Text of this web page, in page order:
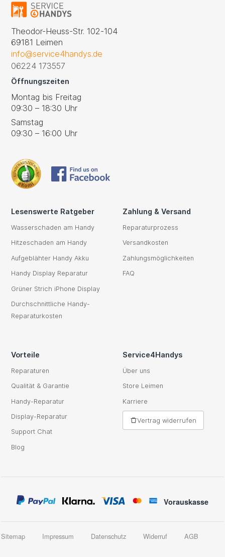
Theodor-Heuss-Str. 102-104
69181 Leimen
info@service4handys.de
06224 173557
Öffnungszeiten
Montag bis Freitag
09:30 – 18:30 Uhr
Samstag
09:30 – 16:00 Uhr
Lesenswerte Ratgeber
Wasserschaden am Handy
Hitzeschaden am Handy
Aufgeblähter Handy Akku
Handy Display Reparatur
Grüner Strich iPhone Display
Durchschnittliche Handy-
Reparaturkosten
Zahlung & Versand
Reparaturprozess
Versandkosten
Zahlungsmöglichkeiten
FAQ
Vorteile
Reparaturen
Qualität & Garantie
Handy-Reparatur
Display-Reparatur
Support Chat
Blog
Service4Handys
Über uns
Store Leimen
Karriere
Vertrag widerrufen
Sitemap Impressum Datenschutz Widerruf AGB
Vorauskasse